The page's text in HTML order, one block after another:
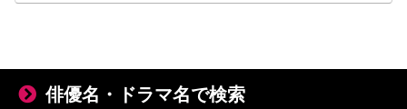
俳優名・ドラマ名で検索